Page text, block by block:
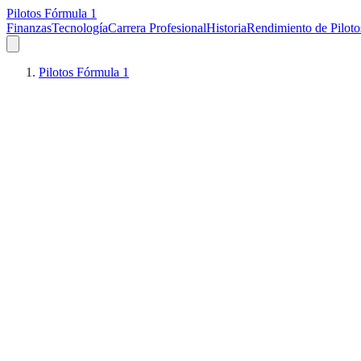
Pilotos Fórmula 1
FinanzasTecnologíaCarrera ProfesionalHistoriaRendimiento de
Pilotos Fórmula 1